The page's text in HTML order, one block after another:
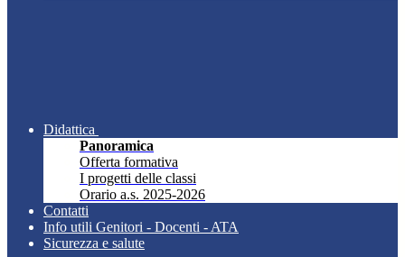
Didattica
Panoramica
Offerta formativa
I progetti delle classi
Orario a.s. 2025-2026
Contatti
Info utili Genitori - Docenti - ATA
Sicurezza e salute